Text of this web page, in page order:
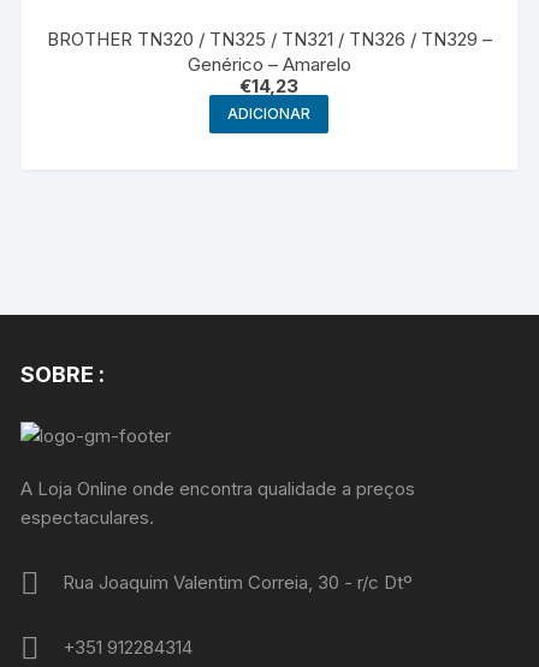
BROTHER TN320 / TN325 / TN321 / TN326 / TN329 –
Genérico – Amarelo
€14,23
ADICIONAR
SOBRE :
A Loja Online onde encontra qualidade a preços
espectaculares.
Rua Joaquim Valentim Correia, 30 - r/c Dtº
+351 912284314